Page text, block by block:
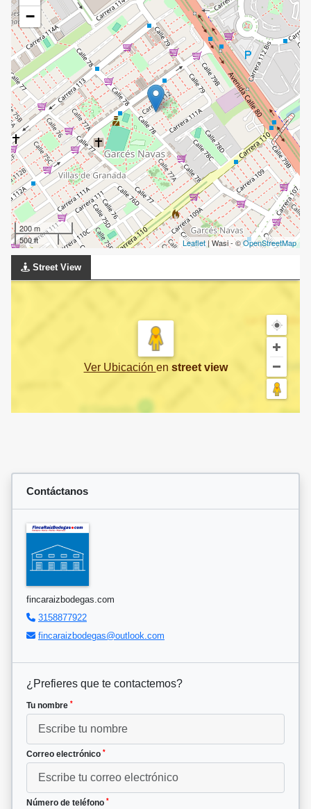
−
200 m
500 ft
Leaflet| Wasi - ©OpenStreetMap
Street View
Ver Ubicación en street view
Contáctanos
fincaraizbodegas.com
3158877922
fincaraizbodegas@outlook.com
¿Prefieres que te contactemos?
Tu nombre *
Correo electrónico *
Número de teléfono *